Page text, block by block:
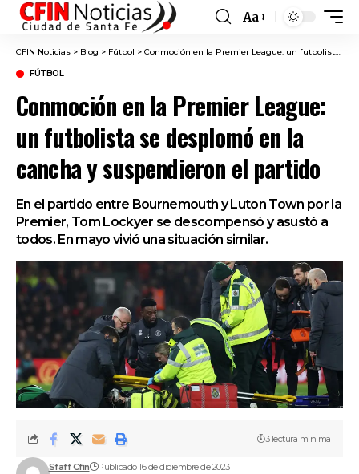
Font
Resizer
Aa
CFIN Noticias > Blog > Fútbol > Conmoción en la Premier League: un futbolista se desplomó en la cancha y suspendieron el partido
FÚTBOL
Conmoción en la Premier League:
un futbolista se desplomó en la
cancha y suspendieron el partido
En el partido entre Bournemouth y Luton Town por la
Premier, Tom Lockyer se descompensó y asustó a
todos. En mayo vivió una situación similar.
Sfaff Cfin Publicado 16 de diciembre de 2023
3 lectura mínima